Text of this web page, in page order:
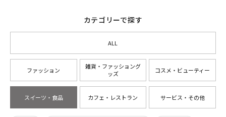
カテゴリーで探す
ALL
ファッション
雑貨・ファッショング
ッズ
コスメ・ビューティー
スイーツ・食品 カフェ・レストラン サービス・その他